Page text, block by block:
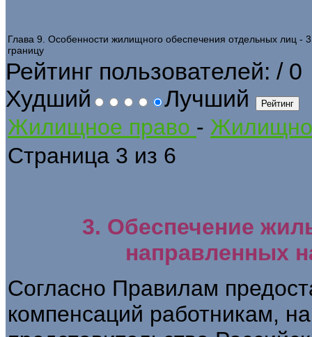
Глава 9. Особенности жилищного обеспечения отдельных лиц
границу
Рейтинг пользователей: / 0
Худший
Лучший
Жилищное право -
Страница 3 из 6
3. Обеспечение
направленных
Согласно Правилам
компенсаций работникам,